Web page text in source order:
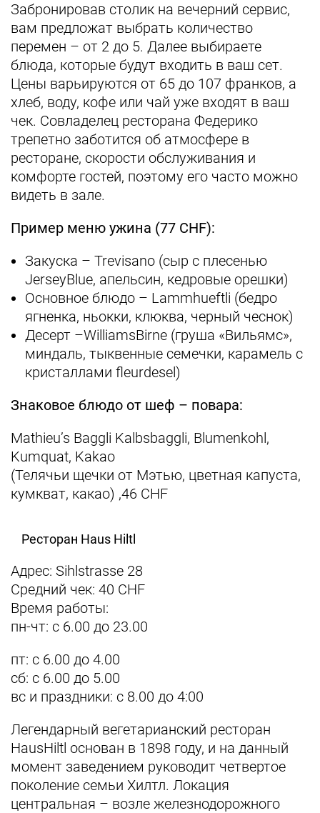
Забронировав столик на вечерний сервис,
вам предложат выбрать количество
перемен ­– от 2 до 5. Далее выбираете
блюда, которые будут входить в ваш сет.
Цены варьируются от 65 до 107 франков, а
хлеб, воду, кофе или чай уже входят в ваш
чек. Совладелец ресторана Федерико
трепетно заботится об атмосфере в
ресторане, скорости обслуживания и
комфорте гостей, поэтому его часто можно
видеть в зале.
Пример меню ужина (77 CHF):
Закуска – Trevisano (сыр с плесенью
JerseyBlue, апельсин, кедровые орешки)
Основное блюдо – Lammhueftli (бедро
ягненка, ньокки, клюква, черный чеснок)
Десерт –WilliamsBirne (груша «Вильямс»,
миндаль, тыквенные семечки, карамель с
кристаллами fleurdesel)
Знаковое блюдо от шеф – повара:
Mathieu’s Baggli Kalbsbaggli, Blumenkohl,
Kumquat, Kakao
(Телячьи щечки от Мэтью, цветная капуста,
кумкват, какао) ,46 CHF
Ресторан Haus Hiltl
Адрес: Sihlstrasse 28
Средний чек: 40 CHF
Время работы:
пн-чт: с 6.00 до 23.00
пт: с 6.00 до 4.00
сб: с 6.00 до 5.00
вс и праздники: с 8.00 до 4:00
Легендарный вегетарианский ресторан
HausHiltl основан в 1898 году, и на данный
момент заведением руководит четвертое
поколение семьи Хилтл. Локация
центральная – возле железнодорожного